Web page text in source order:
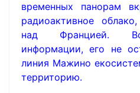
временных панорам
радиоактивное
над Францией.
информации, его не
линия Мажино
территорию.